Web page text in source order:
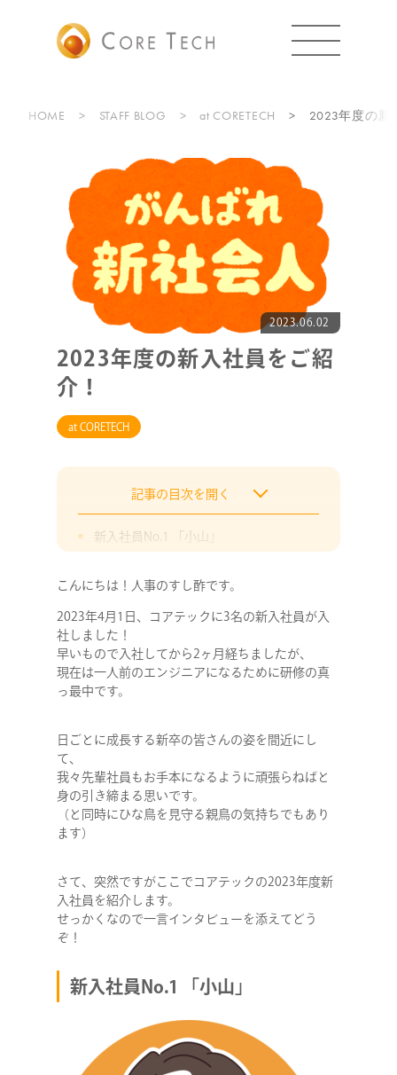
HOME STAFF BLOG at CORETECH 2023年度の新
2023.06.02
2023年度の新入社員をご紹
介！
at CORETECH
記事の目次を開く
新入社員No.1 「小山」
新入社員No.3 「ばぶみ」
終わりに
2024年度新卒採用、積極活動中です！
こんにちは！人事のすし酢です。
2023年4月1日、コアテックに3名の新入社員が入
社しました！
早いもので入社してから2ヶ月経ちましたが、
現在は一人前のエンジニアになるために研修の真
っ最中です。
日ごとに成長する新卒の皆さんの姿を間近にし
て、
我々先輩社員もお手本になるように頑張らねばと
身の引き締まる思いです。
（と同時にひな鳥を見守る親鳥の気持ちでもあり
ます）
さて、突然ですがここでコアテックの2023年度新
入社員を紹介します。
せっかくなので一言インタビューを添えてどう
ぞ！
新入社員No.1 「小山」